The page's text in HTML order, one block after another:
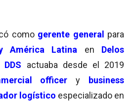
como gerente general
para
América Latina en Delos
DDS actuaba desde el 2019
officer y business
logístico especializado en